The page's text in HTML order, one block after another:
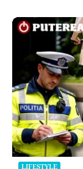
LIFESTYLE